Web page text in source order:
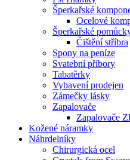
Šperkařské
Ocelové
Šperkařské
Čištění stříbra
Spony na peníze
Svatební příbory
Tabatěrky
Vybavení prodejen
Zámečky lásky
Zapalovače
Zapalovače
Kožené náramky
Náhrdelníky
Chirurgická ocel